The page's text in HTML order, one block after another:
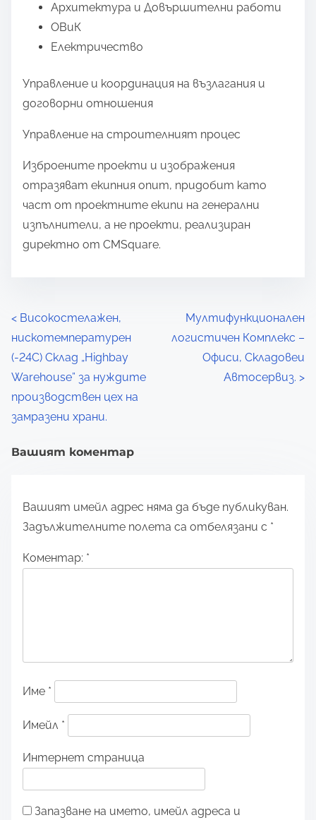
Архитектура и Довършителни работи
ОВиК
Електричество
Управление и координация на възлагания и
договорни отношения
Управление на строителният процес
Изброените проекти и изображения
отразяват екипния опит, придобит като
част от проектните екипи на генерални
изпълнители, а не проекти, реализиран
директно от CMSquare.
< Високостелажен,
нискотемпературен
(-24С) Склад „Highbay
Warehouse” за нуждите
производствен цех на
замразени храни.
Мултифункционален
логистичен Комплекс –
Офиси, Складовеи
Автосервиз. >
Вашият коментар
Вашият имейл адрес няма да бъде публикуван.
Задължителните полета са отбелязани с *
Коментар: *
Име *
Имейл *
Интернет страница
Запазване на името, имейл адреса и